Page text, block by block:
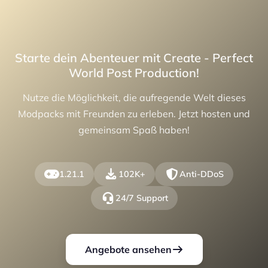
Starte dein Abenteuer mit Create - Perfect
World Post Production!
Nutze die Möglichkeit, die aufregende Welt dieses
Modpacks mit Freunden zu erleben. Jetzt hosten und
gemeinsam Spaß haben!
1.21.1 102K+ Anti-DDoS
24/7 Support
Angebote ansehen